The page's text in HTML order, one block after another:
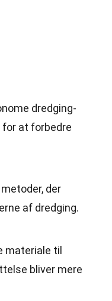
dredging-
for at forbedre
der
af dredging.
materiale til
bliver mere